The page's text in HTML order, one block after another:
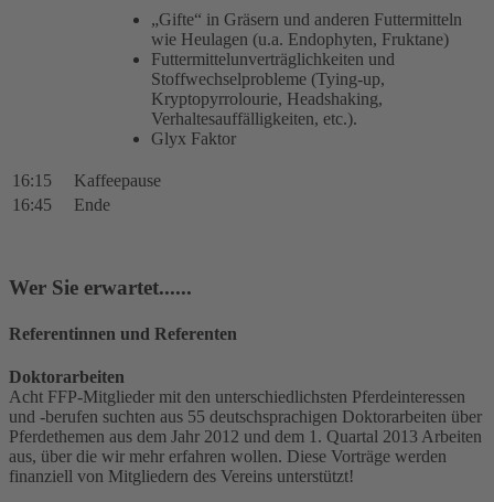
„Gifte“ in Gräsern und anderen Futtermitteln
wie Heulagen (u.a. Endophyten, Fruktane)
Futtermittelunverträglichkeiten und
Stoffwechselprobleme (Tying-up,
Kryptopyrrolourie, Headshaking,
Verhaltesauffälligkeiten, etc.).
Glyx Faktor
16:15
Kaffeepause
16:45
Ende
Wer Sie erwartet......
Referentinnen und Referenten
Doktorarbeiten
Acht FFP-Mitglieder mit den unterschiedlichsten Pferdeinteressen
und -berufen suchten aus 55 deutschsprachigen Doktorarbeiten über
Pferdethemen aus dem Jahr 2012 und dem 1. Quartal 2013 Arbeiten
aus, über die wir mehr erfahren wollen. Diese Vorträge werden
finanziell von Mitgliedern des Vereins unterstützt!